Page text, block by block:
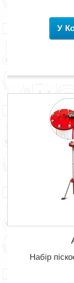
У
Набір